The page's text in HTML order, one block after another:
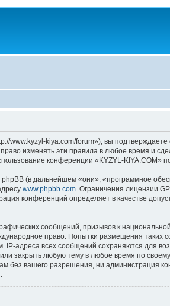
kiya.com/forum»), вы
изменять эти правила в любое время и
конференции «KYZYL-KIYA.COM»
(в дальнейшем «они», «программное
www.phpbb.com . Ограничения лицензии
конференций определяет в качестве
сообщений, призывов к
право. Попытки размещения
адреса всех сообщений сохраняются для
закрыть любую тему в любое время по
без вашего разрешения, ни администрация